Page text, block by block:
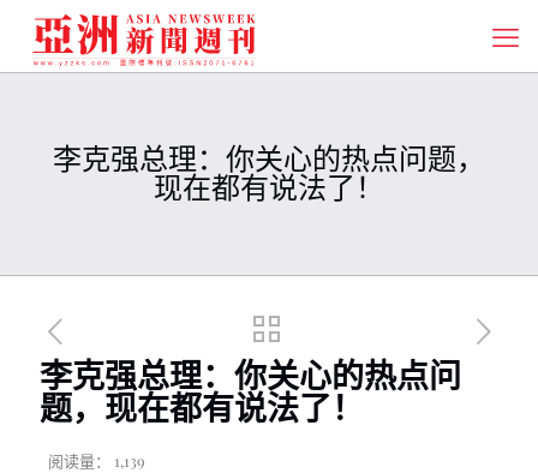
李克强总理：你关心的热点问题，
现在都有说法了！
李克强总理：你关心的热点问
题，现在都有说法了！
阅读量：
1,139